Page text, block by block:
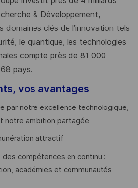
& Développement,
domaines clés de l’innovation tels
le quantique, les technologies
compte près de 81 000
pays.
vos avantages
par notre excellence technologique,
notre ambition partagée
attractif
compétences en continu :
académies et communautés